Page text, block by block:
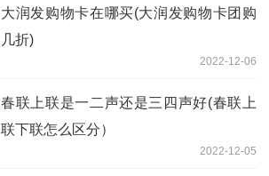
大润发购物卡在哪买(大润发购物卡团购
几折)
2022-12-06
春联上联是一二声还是三四声好(春联上
联下联怎么区分）
2022-12-05